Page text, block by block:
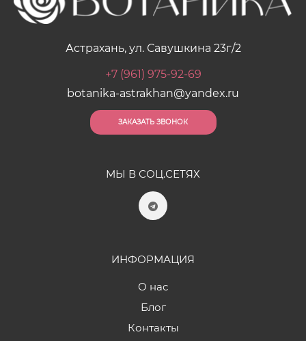
Астрахань, ул. Савушкина 23г/2
+7 (961) 975-92-69
botanika-astrakhan@yandex.ru
ЗАКАЗАТЬ ЗВОНОК
МЫ В СОЦ.СЕТЯХ
ИНФОРМАЦИЯ
О нас
Блог
Контакты